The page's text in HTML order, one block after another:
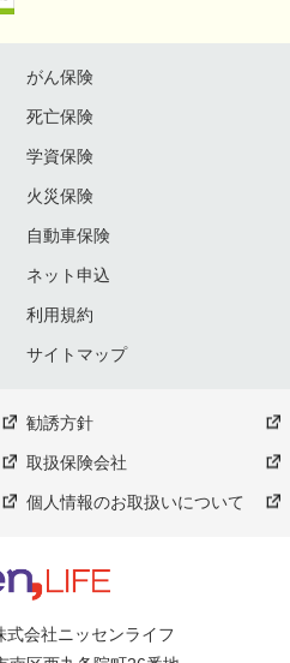
がん保険
死亡保険
学資保険
火災保険
自動車保険
ネット申込
利用規約
サイトマップ
勧誘方針
取扱保険会社
個人情報のお取扱いについて
式会社ニッセンライフ